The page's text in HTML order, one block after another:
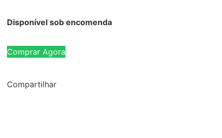
Disponível sob encomenda
Comprar Agora
Compartilhar